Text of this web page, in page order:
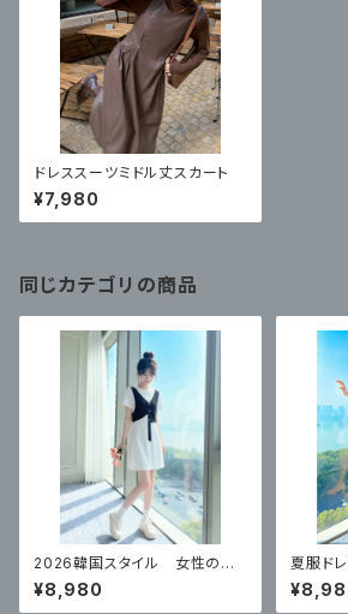
ドレススーツミドル丈スカート
¥7,980
同じカテゴリの商品
2026韓国スタイル 女性のた
めの夏の フェイクツーピース
スリムドレス
¥8,980
夏服ド
ハイエ